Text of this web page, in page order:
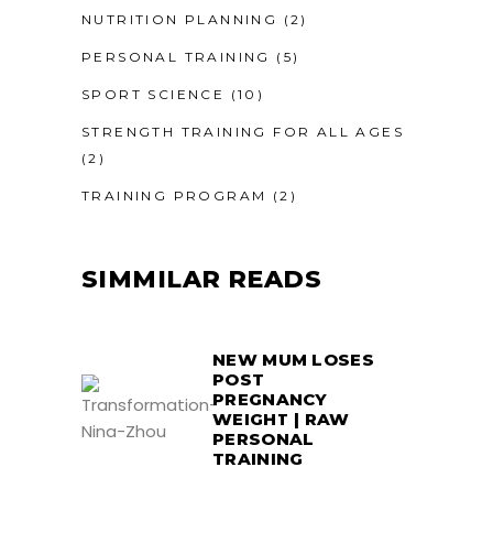
NUTRITION PLANNING (2)
PERSONAL TRAINING (5)
SPORT SCIENCE (10)
STRENGTH TRAINING FOR ALL AGES
(2)
TRAINING PROGRAM (2)
SIMMILAR READS
NEW MUM LOSES
POST
PREGNANCY
WEIGHT | RAW
PERSONAL
TRAINING